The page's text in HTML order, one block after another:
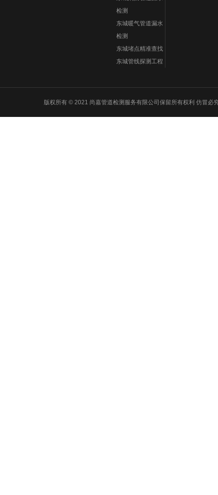
检测
东城暖气管道漏水
检测
东城堵点精准查找
东城管线探测工程
版权所有 © 2021 尚嘉管道检测服务有限公司保留所有权利 仿冒